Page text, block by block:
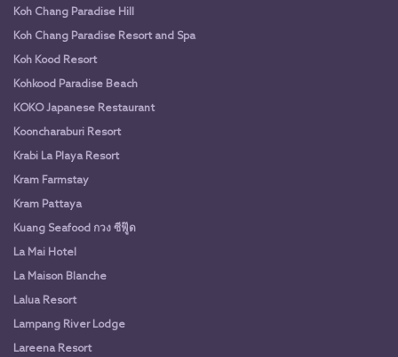
Koh Chang Paradise Hill
Koh Chang Paradise Resort and Spa
Koh Kood Resort
Kohkood Paradise Beach
KOKO Japanese Restaurant
Kooncharaburi Resort
Krabi La Playa Resort
Kram Farmstay
Kram Pattaya
Kuang Seafood กวง ซีฟู๊ด
La Mai Hotel
La Maison Blanche
Lalua Resort
Lampang River Lodge
Lareena Resort